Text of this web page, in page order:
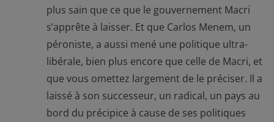
plus sain que ce que le gouvernement Macri
s’apprête à laisser. Et que Carlos Menem, un
péroniste, a aussi mené une politique ultra-
libérale, bien plus encore que celle de Macri, et
que vous omettez largement de le préciser. Il a
laissé à son successeur, un radical, un pays au
bord du précipice à cause de ses politiques